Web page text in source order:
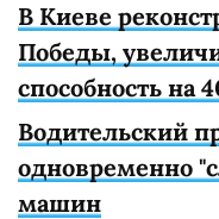
В Киеве
Победы,
способность на
Водительский
одновременно
машин